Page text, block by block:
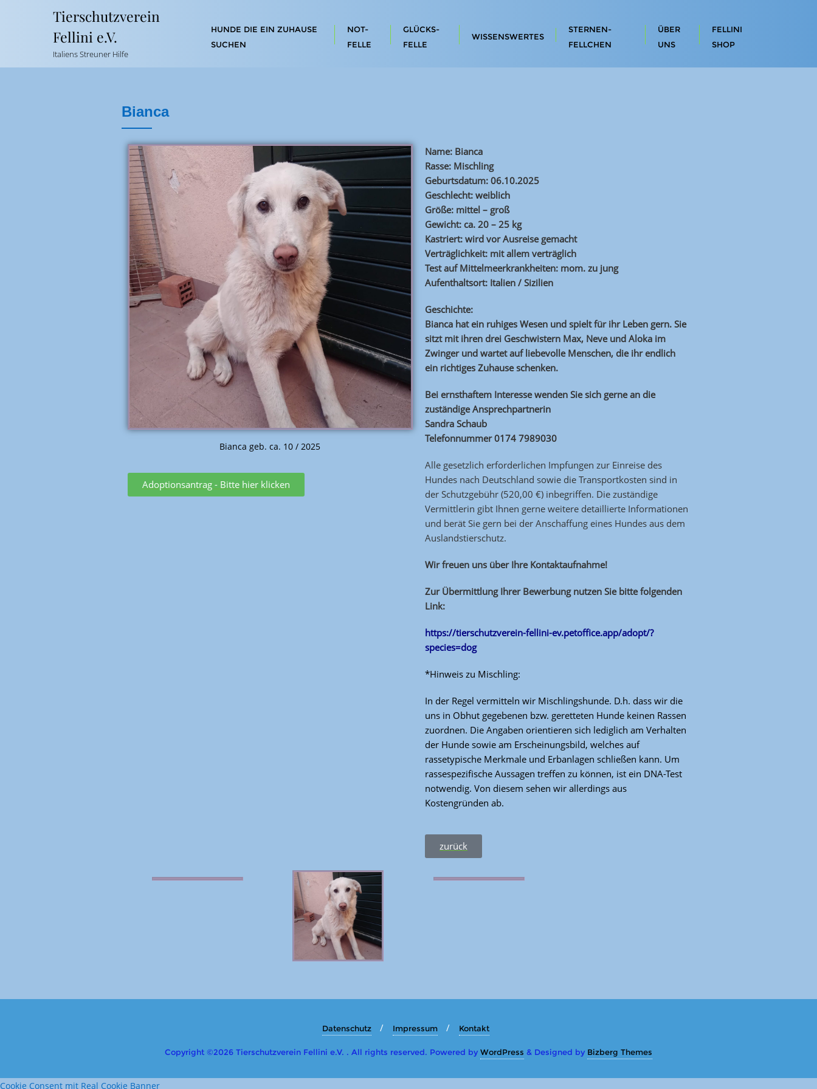
Tierschutzverein
Fellini e.V.
Italiens Streuner Hilfe
HUNDE DIE EIN ZUHAUSE
SUCHEN
NOT-
FELLE
GLÜCKS-
FELLE
WISSENSWERTES
STERNEN-
FELLCHEN
ÜBER
UNS
FELLINI
SHOP
Bianca
Bianca geb. ca. 10 / 2025
Adoptionsantrag - Bitte hier klicken
Name: Bianca
Rasse: Mischling
Geburtsdatum: 06.10.2025
Geschlecht: weiblich
Größe: mittel – groß
Gewicht: ca. 20 – 25 kg
Kastriert: wird vor Ausreise gemacht
Verträglichkeit: mit allem verträglich
Test auf Mittelmeerkrankheiten: mom. zu jung
Aufenthaltsort: Italien / Sizilien
Geschichte:
Bianca hat ein ruhiges Wesen und spielt für ihr Leben gern. Sie
sitzt mit ihren drei Geschwistern Max, Neve und Aloka im
Zwinger und wartet auf liebevolle Menschen, die ihr endlich
ein richtiges Zuhause schenken.
Bei ernsthaftem Interesse wenden Sie sich gerne an die
zuständige Ansprechpartnerin
Sandra Schaub
Telefonnummer 0174 7989030
Alle gesetzlich erforderlichen Impfungen zur Einreise des
Hundes nach Deutschland sowie die Transportkosten sind in
der Schutzgebühr (520,00 €) inbegriffen. Die zuständige
Vermittlerin gibt Ihnen gerne weitere detaillierte Informationen
und berät Sie gern bei der Anschaffung eines Hundes aus dem
Auslandstierschutz.
Wir freuen uns über Ihre Kontaktaufnahme!
Zur Übermittlung Ihrer Bewerbung nutzen Sie bitte folgenden
Link:
https://tierschutzverein-fellini-ev.petoffice.app/adopt/?
species=dog
*Hinweis zu Mischling:
In der Regel vermitteln wir Mischlingshunde. D.h. dass wir die
uns in Obhut gegebenen bzw. geretteten Hunde keinen Rassen
zuordnen. Die Angaben orientieren sich lediglich am Verhalten
der Hunde sowie am Erscheinungsbild, welches auf
rassetypische Merkmale und Erbanlagen schließen kann. Um
rassespezifische Aussagen treffen zu können, ist ein DNA-Test
notwendig. Von diesem sehen wir allerdings aus
Kostengründen ab.
zurück
Datenschutz Impressum Kontakt
Copyright ©2026 Tierschutzverein Fellini e.V. . All rights reserved. Powered by WordPress & Designed by Bizberg Themes
Cookie Consent mit Real Cookie Banner